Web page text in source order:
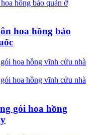
hoa hồng bảo
gói hoa hồng